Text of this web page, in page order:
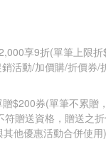
享9折(單筆上限
活動/加價購/折價券/
$200券(單筆不累贈
贈送資格，贈送之
他優惠活動合併使用)